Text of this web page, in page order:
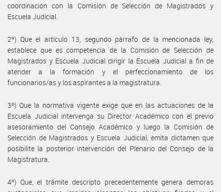
coordinación con la Comisión de Selección de Magistrados y
Escuela Judicial.
2º) Que el artículo 13, segundo párrafo de la mencionada ley,
establece que es competencia de la Comisión de Selección de
Magistrados y Escuela Judicial dirigir la Escuela Judicial a fin de
atender a la formación y el perfeccionamiento de los
funcionarios/as y los aspirantes a la magistratura.
3º) Que la normativa vigente exige que en las actuaciones de la
Escuela Judicial intervenga su Director Académico con el previo
asesoramiento del Consejo Académico y luego la Comisión de
Selección de Magistrados y Escuela Judicial, emita dictamen que
posibilite la posterior intervención del Plenario del Consejo de la
Magistratura.
4º) Que, el trámite descripto precedentemente genera demoras